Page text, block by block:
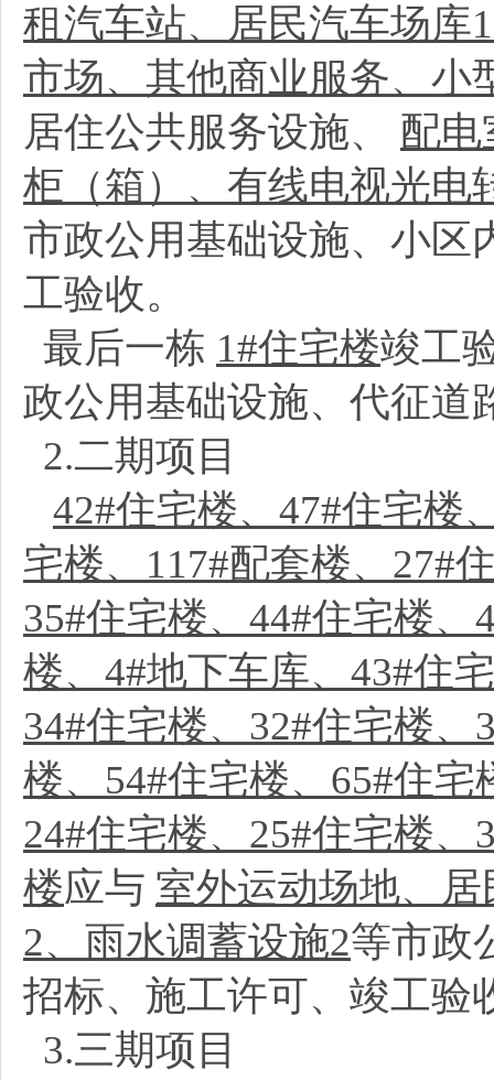
租汽车站、居民汽车场库
市场、其他商业服务、小
居住公共服务设施、 配电
柜（箱）、有线电视光电
市政公用基础设施、小区
工验收。
最后一栋 1#住宅楼竣工
政公用基础设施、代征道
2.二期项目
42#住宅楼、47#住宅楼
宅楼、117#配套楼、27#
35#住宅楼、44#住宅楼
楼、4#地下车库、43#住
34#住宅楼、32#住宅楼
楼、54#住宅楼、65#住
24#住宅楼、25#住宅楼
楼应与 室外运动场地、
2、雨水调蓄设施2等市政
招标、施工许可、竣工验
3.三期项目